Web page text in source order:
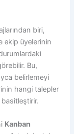
biri,
ekip üyelerinin
Bu,
belirlemeyi
hangi talepler
basitleştirir.
Kanban